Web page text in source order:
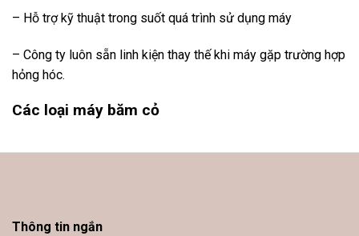
– Hỗ trợ kỹ thuật trong suốt quá trình sử dụng máy
– Công ty luôn sẵn linh kiện thay thế khi máy gặp trường hợp
hỏng hóc.
Các loại máy băm cỏ
Thông tin ngắn